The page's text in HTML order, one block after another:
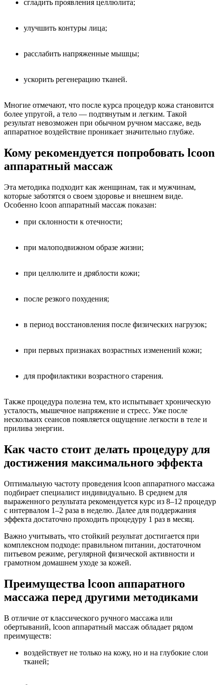
сгладить проявления целлюлита;
улучшить контуры лица;
расслабить напряженные мышцы;
ускорить регенерацию тканей.
Многие отмечают, что после курса процедур кожа становится
более упругой, а тело — подтянутым и легким. Такой
результат невозможен при обычном ручном массаже, ведь
аппаратное воздействие проникает значительно глубже.
Кому рекомендуется попробовать lcoon
аппаратный массаж
Эта методика подходит как женщинам, так и мужчинам,
которые заботятся о своем здоровье и внешнем виде.
Особенно lcoon аппаратный массаж показан:
при склонности к отечности;
при малоподвижном образе жизни;
при целлюлите и дряблости кожи;
после резкого похудения;
в период восстановления после физических нагрузок;
при первых признаках возрастных изменений кожи;
для профилактики возрастного старения.
Также процедура полезна тем, кто испытывает хроническую
усталость, мышечное напряжение и стресс. Уже после
нескольких сеансов появляется ощущение легкости в теле и
прилива энергии.
Как часто стоит делать процедуру для
достижения максимального эффекта
Оптимальную частоту проведения lcoon аппаратного массажа
подбирает специалист индивидуально. В среднем для
выраженного результата рекомендуется курс из 8–12 процедур
с интервалом 1–2 раза в неделю. Далее для поддержания
эффекта достаточно проходить процедуру 1 раз в месяц.
Важно учитывать, что стойкий результат достигается при
комплексном подходе: правильном питании, достаточном
питьевом режиме, регулярной физической активности и
грамотном домашнем уходе за кожей.
Преимущества lcoon аппаратного
массажа перед другими методиками
В отличие от классического ручного массажа или
обертываний, lcoon аппаратный массаж обладает рядом
преимуществ:
воздействует не только на кожу, но и на глубокие слои
тканей;